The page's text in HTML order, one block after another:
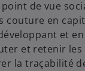
de vue
couture en
et
et retenir les
la traçabilité